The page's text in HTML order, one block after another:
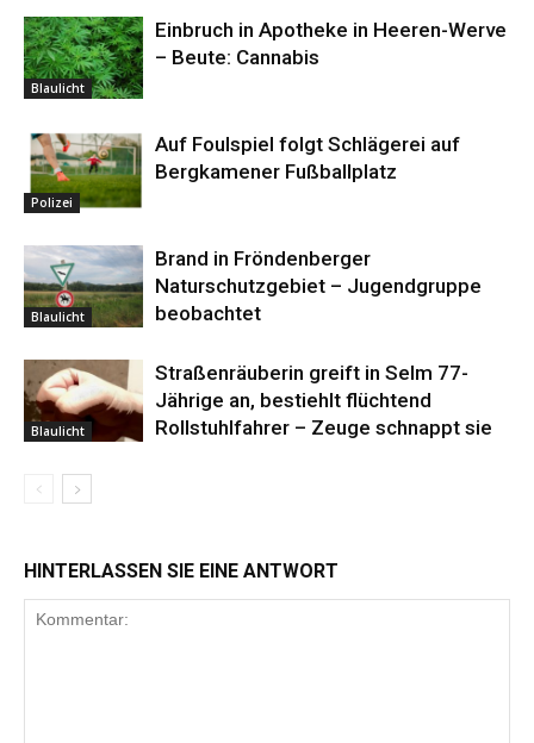
Blaulicht
Einbruch in Apotheke in Heeren-Werve
– Beute: Cannabis
Polizei
Auf Foulspiel folgt Schlägerei auf
Bergkamener Fußballplatz
Blaulicht
Brand in Fröndenberger
Naturschutzgebiet – Jugendgruppe
beobachtet
Blaulicht
Straßenräuberin greift in Selm 77-
Jährige an, bestiehlt flüchtend
Rollstuhlfahrer – Zeuge schnappt sie
HINTERLASSEN SIE EINE ANTWORT